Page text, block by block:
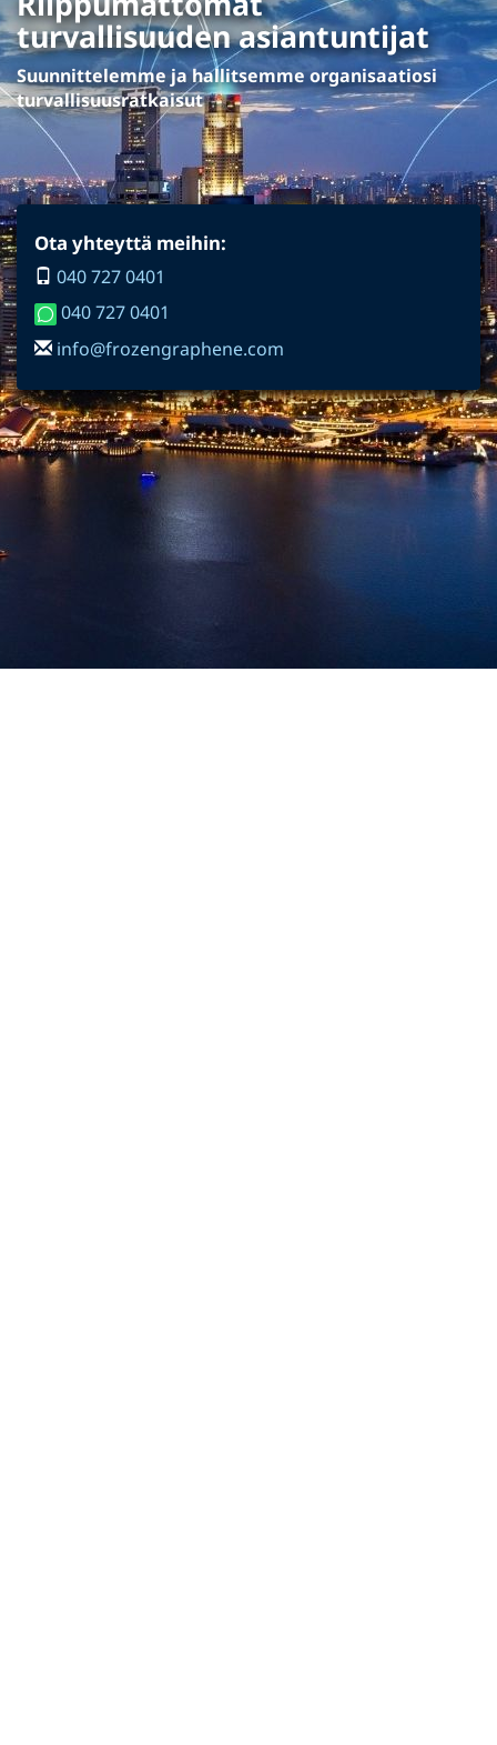
turvallisuuden asiantuntijat
Suunnittelemme ja hallitsemme organisaatiosi
turvallisuusratkaisut
Ota yhteyttä meihin:
040 727 0401
040 727 0401
info@frozengraphene.com